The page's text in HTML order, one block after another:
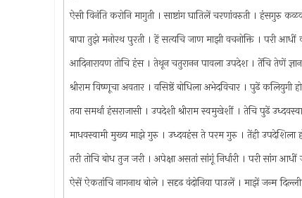
ऐसी विनंति करोनि मागुती । साष्टांग घातिलें चरणांवरुती । हंसगुरु
बापा तुझे मनोरथ पुरती । हें सत्यचि जाण माझी वचनोक्ति । परी
आदिनारायण तोचि हंस । तेथून चतुरानन पावला उपदेश । तेंचि तेणें
श्रीराम विष्णूचा अवतार । वसिष्ठें बोधिला अभेदविचार । पुढें कलियुगी
तया समर्था हंसराजासी । उपदेशी श्रीराम स्वमुखेशीं । तेचि पुढें
माधवस्वामी मुख्य माझे गुरु । उध्दवहंस ते परम गुरु । तेंही उपदेशिला
तरी तोचि बोध तुज जरी । अपेक्षा असतां सांगूं निर्धारी । परी
ऐसें ऐकतांचि नागनाथ बोले । सदृढ वंदोनिया पाउलें । माझें जन्म